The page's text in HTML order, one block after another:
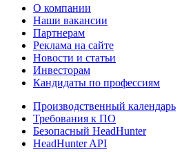
О компании
Наши вакансии
Партнерам
Реклама на сайте
Новости и статьи
Инвесторам
Кандидаты по профессиям
Производственный календарь
Требования к ПО
Безопасный HeadHunter
HeadHunter API